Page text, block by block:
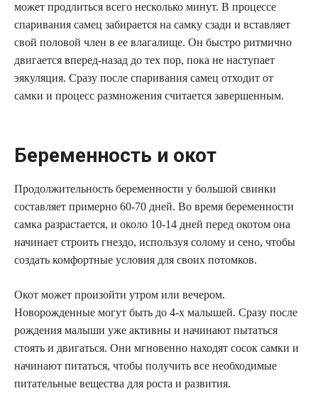
может продлиться всего несколько минут. В процессе
спаривания самец забирается на самку сзади и вставляет
свой половой член в ее влагалище. Он быстро ритмично
двигается вперед-назад до тех пор, пока не наступает
эякуляция. Сразу после спаривания самец отходит от
самки и процесс размножения считается завершенным.
Беременность и окот
Продолжительность беременности у большой свинки
составляет примерно 60-70 дней. Во время беременности
самка разрастается, и около 10-14 дней перед окотом она
начинает строить гнездо, используя солому и сено, чтобы
создать комфортные условия для своих потомков.
Окот может произойти утром или вечером.
Новорожденные могут быть до 4-х малышей. Сразу после
рождения малыши уже активны и начинают пытаться
стоять и двигаться. Они мгновенно находят сосок самки и
начинают питаться, чтобы получить все необходимые
питательные вещества для роста и развития.